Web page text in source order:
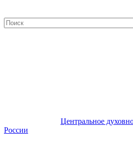
Центральное
России